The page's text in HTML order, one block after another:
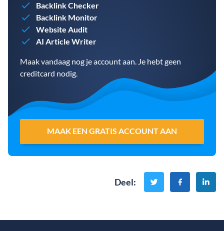
Backlink Checker
Backlink Monitor
Website Audit
AI Article Writer
Maak vandaag nog je account aan. Je hebt geen
creditcard nodig.
MAAK EEN GRATIS ACCOUNT AAN
Deel: